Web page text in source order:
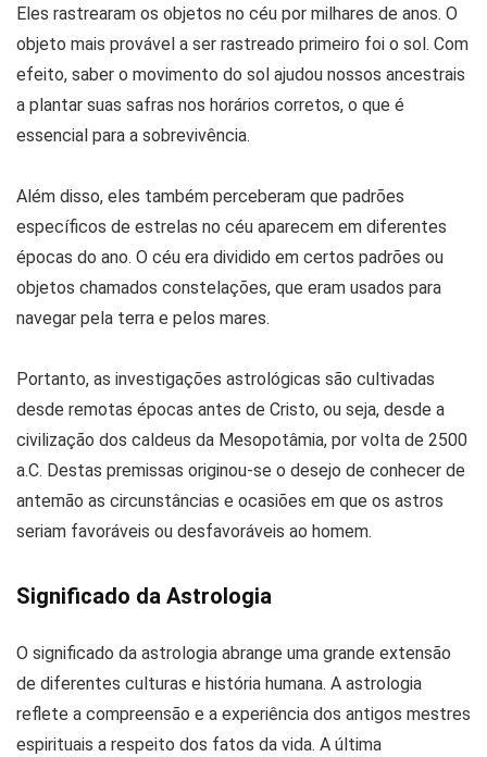
Eles rastrearam os objetos no céu por milhares de anos. O
objeto mais provável a ser rastreado primeiro foi o sol. Com
efeito, saber o movimento do sol ajudou nossos ancestrais
a plantar suas safras nos horários corretos, o que é
essencial para a sobrevivência.
Além disso, eles também perceberam que padrões
específicos de estrelas no céu aparecem em diferentes
épocas do ano. O céu era dividido em certos padrões ou
objetos chamados constelações, que eram usados ​​para
navegar pela terra e pelos mares.
Portanto, as investigações astrológicas são cultivadas
desde remotas épocas antes de Cristo, ou seja, desde a
civilização dos caldeus da Mesopotâmia, por volta de 2500
a.C. Destas premissas originou-se o desejo de conhecer de
antemão as circunstâncias e ocasiões em que os astros
seriam favoráveis ou desfavoráveis ao homem.
Significado da Astrologia
O significado da astrologia abrange uma grande extensão
de diferentes culturas e história humana. A astrologia
reflete a compreensão e a experiência dos antigos mestres
espirituais a respeito dos fatos da vida. A última